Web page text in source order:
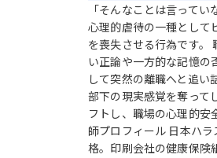
「そんなことは言って
心理的虐待の一種として
を喪失させる行為です。
い正論や一方的な記憶の
して突然の離職へと追
部下の現実感覚を奪って
フトし、職場の心理的
師プロフィール 日本ハ
格。印刷会社の健康保険